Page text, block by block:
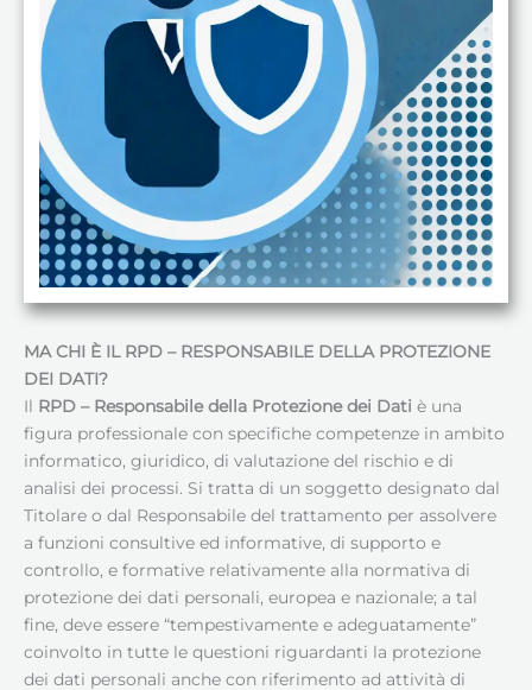
MA CHI È IL RPD – RESPONSABILE DELLA PROTEZIONE
DEI DATI?
Il RPD – Responsabile della Protezione dei Dati è una
figura professionale con specifiche competenze in ambito
informatico, giuridico, di valutazione del rischio e di
analisi dei processi. Si tratta di un soggetto designato dal
Titolare o dal Responsabile del trattamento per assolvere
a funzioni consultive ed informative, di supporto e
controllo, e formative relativamente alla normativa di
protezione dei dati personali, europea e nazionale; a tal
fine, deve essere “tempestivamente e adeguatamente”
coinvolto in tutte le questioni riguardanti la protezione
dei dati personali anche con riferimento ad attività di